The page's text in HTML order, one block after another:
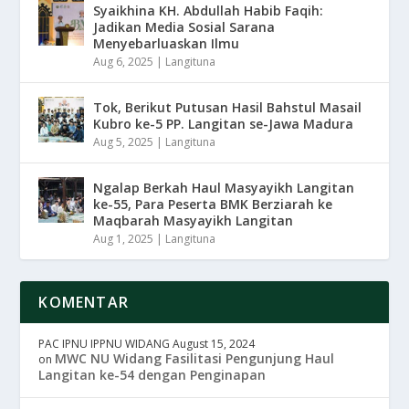
Syaikhina KH. Abdullah Habib Faqih:
Jadikan Media Sosial Sarana
Menyebarluaskan Ilmu
Aug 6, 2025 | Langituna
Tok, Berikut Putusan Hasil Bahstul Masail
Kubro ke-5 PP. Langitan se-Jawa Madura
Aug 5, 2025 | Langituna
Ngalap Berkah Haul Masyayikh Langitan
ke-55, Para Peserta BMK Berziarah ke
Maqbarah Masyayikh Langitan
Aug 1, 2025 | Langituna
KOMENTAR
PAC IPNU IPPNU WIDANG August 15, 2024
on MWC NU Widang Fasilitasi Pengunjung Haul
Langitan ke-54 dengan Penginapan